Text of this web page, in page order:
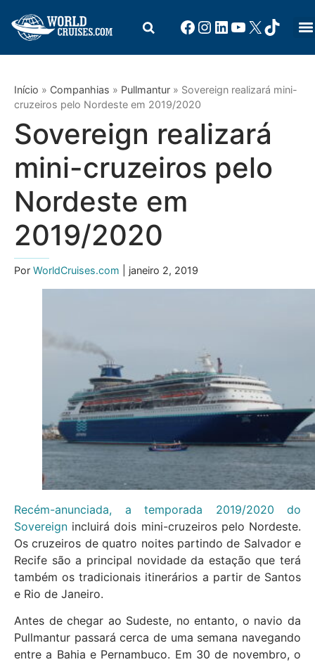
Início » Companhias » Pullmantur » Sovereign realizará mini-
cruzeiros pelo Nordeste em 2019/2020
Sovereign realizará
mini-cruzeiros pelo
Nordeste em
2019/2020
Por WorldCruises.com | janeiro 2, 2019
Recém-anunciada, a temporada 2019/2020 do
Sovereign incluirá dois mini-cruzeiros pelo Nordeste.
Os cruzeiros de quatro noites partindo de Salvador e
Recife são a principal novidade da estação que terá
também os tradicionais itinerários a partir de Santos
e Rio de Janeiro.
Antes de chegar ao Sudeste, no entanto, o navio da
Pullmantur passará cerca de uma semana navegando
entre a Bahia e Pernambuco. Em 30 de novembro, o